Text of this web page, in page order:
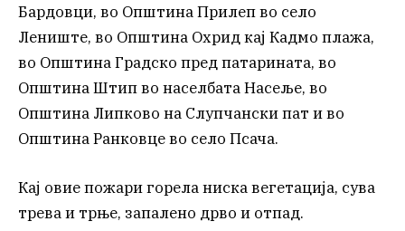
Бардовци, во Општина Прилеп во село
Лениште, во Општина Охрид кај Кадмо плажа,
во Општина Градско пред патарината, во
Општина Штип во населбата Насеље, во
Општина Липково на Слупчански пат и во
Општина Ранковце во село Псача.
Кај овие пожари горела ниска вегетација, сува
трева и трње, запалено дрво и отпад.